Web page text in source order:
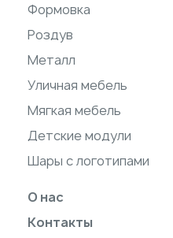
Формовка
Роздув
Металл
Уличная мебель
Мягкая мебель
Детские модули
Шары с логотипами
О нас
Контакты